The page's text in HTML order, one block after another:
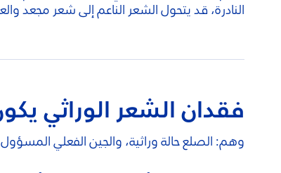
النادرة، قد يتحول الشعر الناعم إلى شعر مجعد
فقدان الشعر الوراثي
وهم: الصلع حالة وراثية، والجين الفعلي